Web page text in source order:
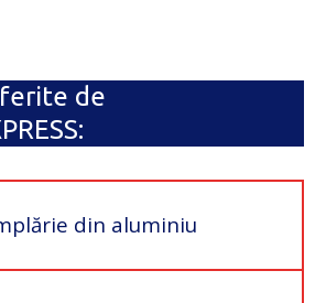
de
din aluminiu